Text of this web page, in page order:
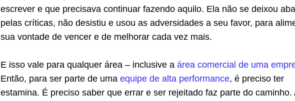
escrever e que precisava continuar fazendo aquilo. Ela não se deixou
pelas críticas, não desistiu e usou as adversidades a seu favor, para
sua vontade de vencer e de melhorar cada vez mais.
E isso vale para qualquer área – inclusive a área comercial de uma
Então, para ser parte de uma equipe de alta performance, é preciso ter
estamina. É preciso saber que errar e ser rejeitado faz parte do caminho.